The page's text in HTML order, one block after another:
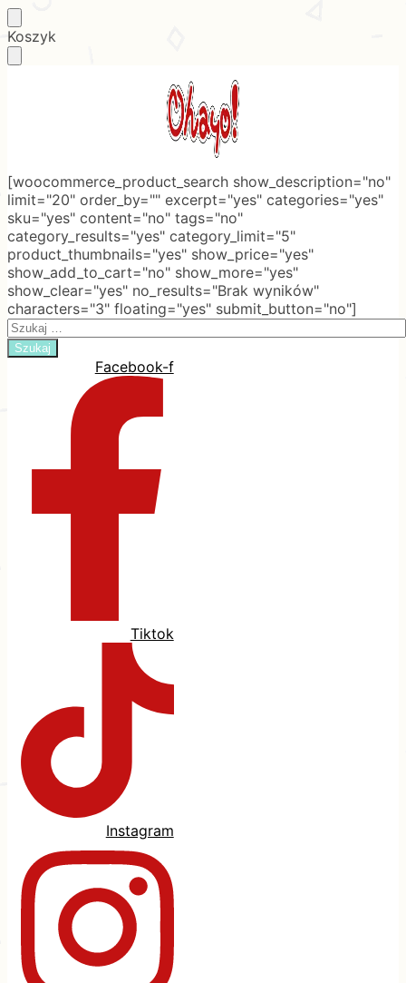
Skip
to
Skip
to
Koszyk
[woocommerce_product_search show_description="no"
limit="20" order_by="" excerpt="yes" categories="yes"
sku="yes" content="no" tags="no"
category_results="yes" category_limit="5"
product_thumbnails="yes" show_price="yes"
show_add_to_cart="no" show_more="yes"
show_clear="yes" no_results="Brak wyników"
characters="3" floating="yes" submit_button="no"]
Search
for:
Facebook-f
Tiktok
Instagram